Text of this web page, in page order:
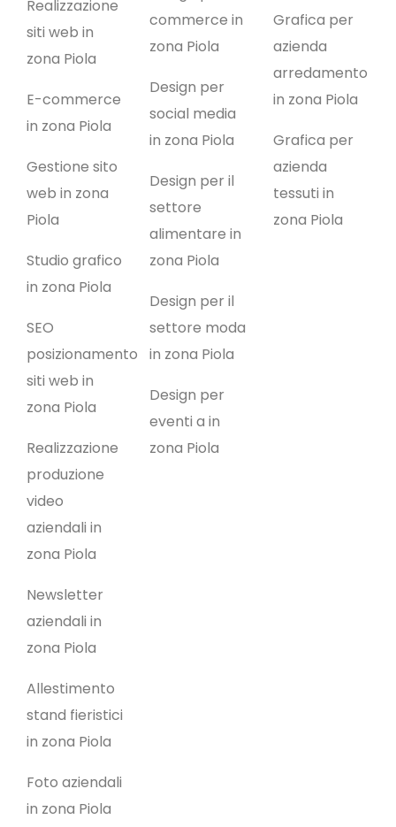
Realizzazione
siti web in
zona Piola
E-commerce
in zona Piola
Gestione sito
web in zona
Piola
Studio grafico
in zona Piola
SEO
posizionamento
siti web in
zona Piola
Realizzazione
produzione
video
aziendali in
zona Piola
Newsletter
aziendali in
zona Piola
Allestimento
stand fieristici
in zona Piola
Foto aziendali
in zona Piola
commerce in
zona Piola
Design per
social media
in zona Piola
Design per il
settore
alimentare in
zona Piola
Design per il
settore moda
in zona Piola
Design per
eventi a in
zona Piola
Grafica per
azienda
arredamento
in zona Piola
Grafica per
azienda
tessuti in
zona Piola